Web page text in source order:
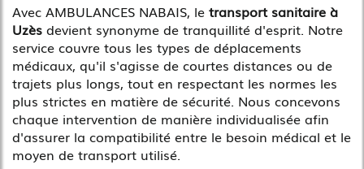
Avec AMBULANCES NABAIS, le transport sanitaire à
Uzès devient synonyme de tranquillité d'esprit. Notre
service couvre tous les types de déplacements
médicaux, qu'il s'agisse de courtes distances ou de
trajets plus longs, tout en respectant les normes les
plus strictes en matière de sécurité. Nous concevons
chaque intervention de manière individualisée afin
d'assurer la compatibilité entre le besoin médical et le
moyen de transport utilisé.